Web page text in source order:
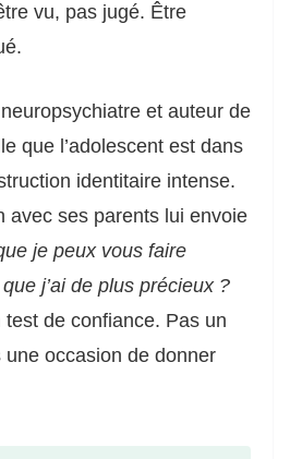
vu, pas jugé. Être
et auteur de
que l’adolescent est dans
identitaire intense.
avec ses parents lui envoie
je peux vous faire
j’ai de plus précieux ?
de confiance. Pas un
occasion de donner